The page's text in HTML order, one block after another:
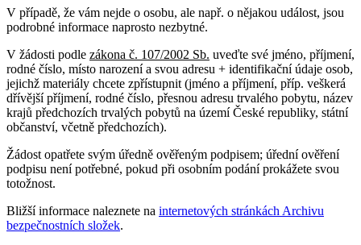
V případě, že vám nejde o osobu, ale např. o nějakou událost, jsou
podrobné informace naprosto nezbytné.
V žádosti podle zákona č. 107/2002 Sb. uveďte své jméno, příjmení,
rodné číslo, místo narození a svou adresu + identifikační údaje osob,
jejichž materiály chcete zpřístupnit (jméno a příjmení, příp. veškerá
dřívější příjmení, rodné číslo, přesnou adresu trvalého pobytu, název
krajů předchozích trvalých pobytů na území České republiky, státní
občanství, včetně předchozích).
Žádost opatřete svým úředně ověřeným podpisem; úřední ověření
podpisu není potřebné, pokud při osobním podání prokážete svou
totožnost.
Bližší informace naleznete na internetových stránkách Archivu
bezpečnostních složek.